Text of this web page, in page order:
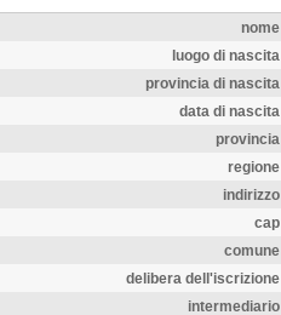
nome
luogo di nascita
provincia di nascita
data di nascita
provincia
regione
indirizzo
cap
comune
delibera dell'iscrizione
intermediario